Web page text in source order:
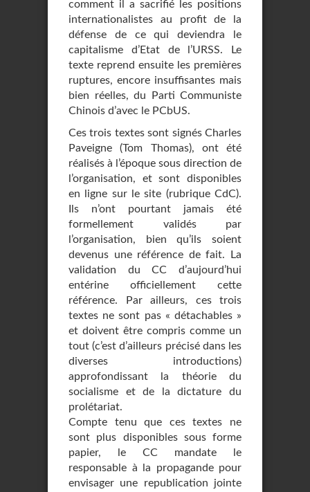
comment il a sacrifié les positions
internationalistes au profit de la
défense de ce qui deviendra le
capitalisme d’Etat de l’URSS. Le
texte reprend ensuite les premières
ruptures, encore insuffisantes mais
bien réelles, du Parti Communiste
Chinois d’avec le PCbUS.
Ces trois textes sont signés Charles
Paveigne (Tom Thomas), ont été
réalisés à l’époque sous direction de
l’organisation, et sont disponibles
en ligne sur le site (rubrique CdC).
Ils n’ont pourtant jamais été
formellement validés par
l’organisation, bien qu’ils soient
devenus une référence de fait. La
validation du CC d’aujourd’hui
entérine officiellement cette
référence. Par ailleurs, ces trois
textes ne sont pas « détachables »
et doivent être compris comme un
tout (c’est d’ailleurs précisé dans les
diverses introductions)
approfondissant la théorie du
socialisme et de la dictature du
prolétariat.
Compte tenu que ces textes ne
sont plus disponibles sous forme
papier, le CC mandate le
responsable à la propagande pour
envisager une republication jointe